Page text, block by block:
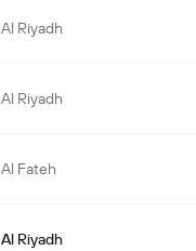
Al Riyadh
Al Riyadh
Al Fateh
Al Riyadh